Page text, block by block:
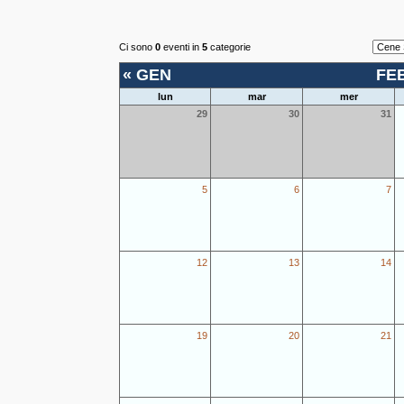
Ci sono 0 eventi in 5 categorie
« GEN
lun mar
mer
29
30 31
5 6 7
12 13 14
19 20 21